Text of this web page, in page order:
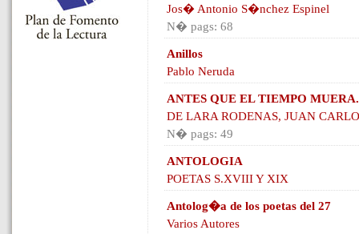
Jos� Antonio S�nchez Espinel
N� pags: 68
Anillos
Pablo Neruda
ANTES QUE EL TIEMPO MUERA.
DE LARA RODENAS, JUAN
N� pags: 49
ANTOLOGIA
POETAS S.XVIII Y XIX
Antolog�a de los poetas del 27
Varios Autores